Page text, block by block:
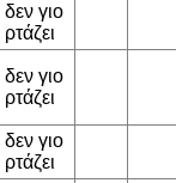
δεν γιο
ρτάζει
δεν γιο
ρτάζει
δεν γιο
ρτάζει